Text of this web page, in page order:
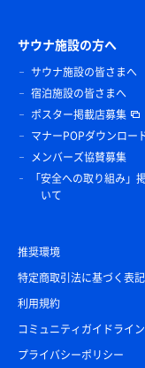
サウナ施設の方へ
サウナ施設の皆さまへ
宿泊施設の皆さまへ
ポスター掲載店募集
マナーPOPダウンロー
メンバーズ協賛募集
「安全への取り組み」
いて
推奨環境
特定商取引法に基づく表記
利用規約
コミュニティガイドライン
プライバシーポリシー